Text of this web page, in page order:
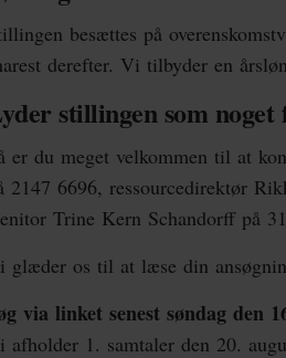
besættes på
derefter. Vi tilbyder en
stillingen som noget
er du meget velkommen til at
2147 6696, ressourcedirektør
Trine Kern Schandorff på
glæder os til at læse din
via linket senest søndag den
afholder 1. samtaler den 20.